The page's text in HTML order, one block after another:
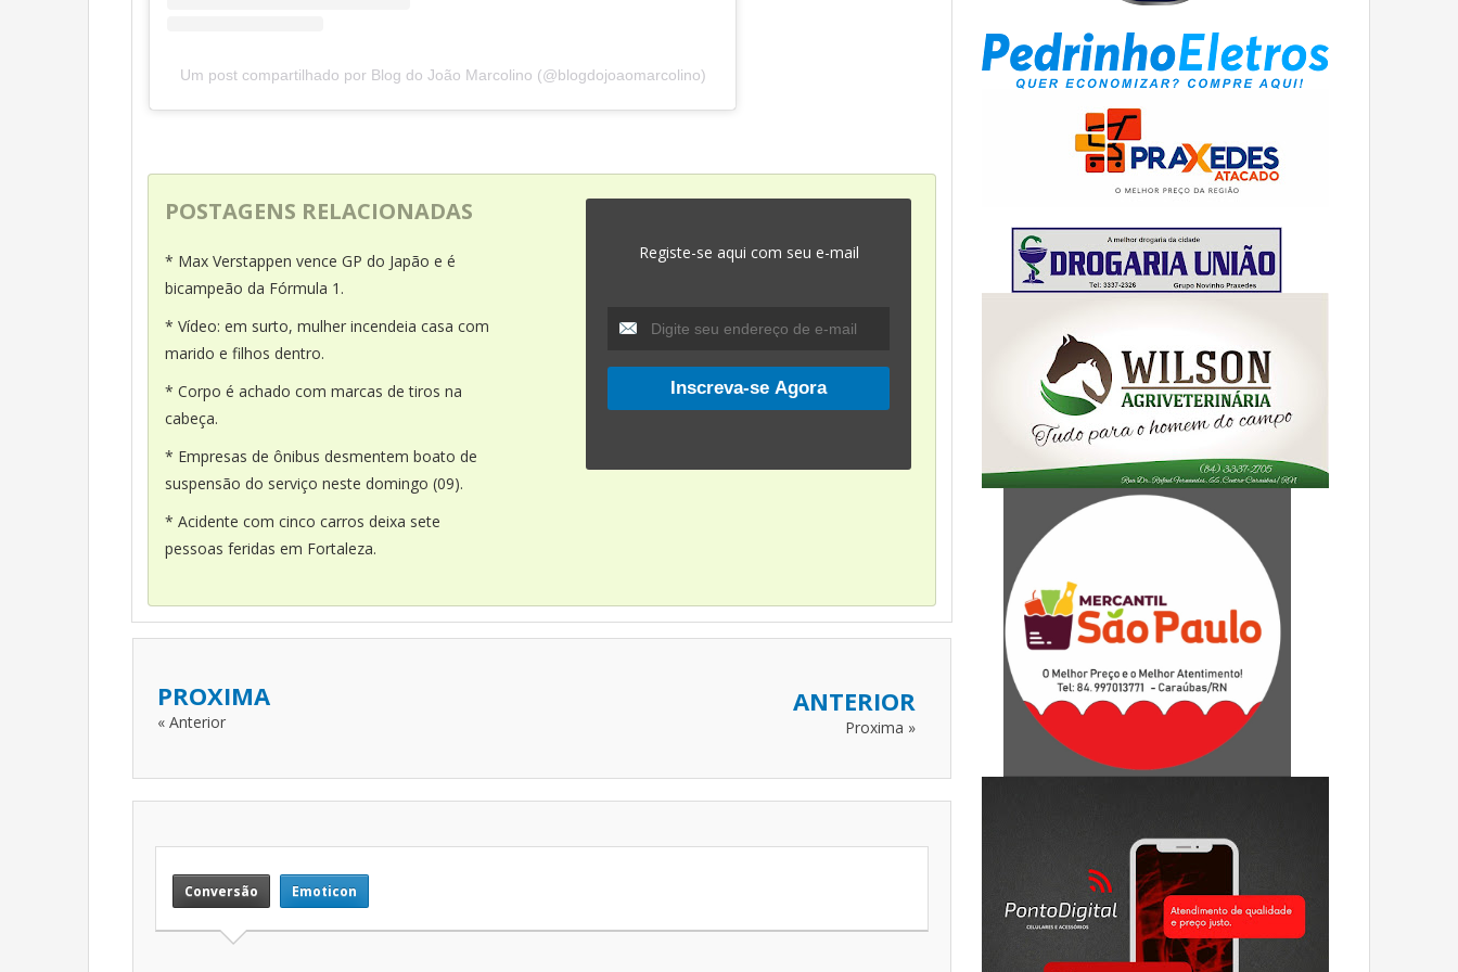
Um post compartilhado por Blog do João Marcolino (@blogdojoaomarcolino)
POSTAGENS RELACIONADAS
* Max Verstappen vence GP do Japão e é
bicampeão da Fórmula 1.
* Vídeo: em surto, mulher incendeia casa com
marido e filhos dentro.
* Corpo é achado com marcas de tiros na
cabeça.
* Empresas de ônibus desmentem boato de
suspensão do serviço neste domingo (09).
* Acidente com cinco carros deixa sete
pessoas feridas em Fortaleza.
Registe-se aqui com seu e-mail
PROXIMA
« Anterior
ANTERIOR
Proxima »
Conversão Emoticon